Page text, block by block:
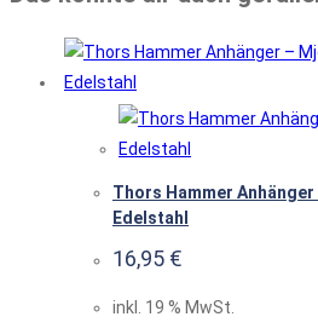
Thors Hammer
Edelstahl
16,95 €
inkl. 19 % MwSt.